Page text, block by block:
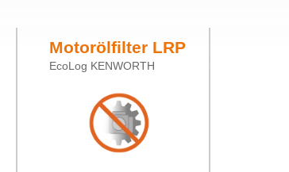
Motorölfilter LRP
EcoLog KENWORTH